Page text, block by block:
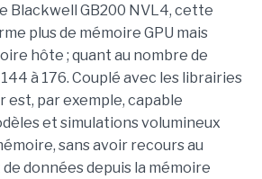
Blackwell GB200 NVL4, cette
plus de mémoire GPU mais
hôte ; quant au nombre de
à 176. Couplé avec les librairies
est, par exemple, capable
et simulations volumineux
sans avoir recours au
données depuis la mémoire